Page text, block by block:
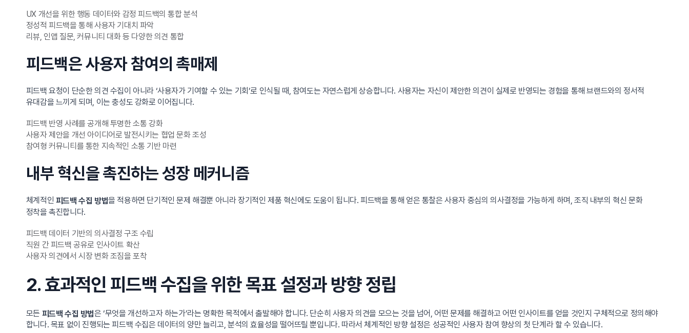
UX 개선을 위한 행동 데이터와 감정 피드백의 통합 분석
정성적 피드백을 통해 사용자 기대치 파악
리뷰, 인앱 질문, 커뮤니티 대화 등 다양한 의견 통합
피드백은 사용자 참여의 촉매제
피드백 요청이 단순한 의견 수집이 아니라 ‘사용자가 기여할 수 있는 기회’로 인식될 때, 참여도는 자연스럽게 상승합니다. 사용자는 자신이 제안한 의견이 실제로 반영되는 경험을 통해 브랜드와의 정서적
유대감을 느끼게 되며, 이는 충성도 강화로 이어집니다.
피드백 반영 사례를 공개해 투명한 소통 강화
사용자 제안을 개선 아이디어로 발전시키는 협업 문화 조성
참여형 커뮤니티를 통한 지속적인 소통 기반 마련
내부 혁신을 촉진하는 성장 메커니즘
체계적인 피드백 수집 방법을 적용하면 단기적인 문제 해결뿐 아니라 장기적인 제품 혁신에도 도움이 됩니다. 피드백을 통해 얻은 통찰은 사용자 중심의 의사결정을 가능하게 하며, 조직 내부의 혁신 문화
정착을 촉진합니다.
피드백 데이터 기반의 의사결정 구조 수립
직원 간 피드백 공유로 인사이트 확산
사용자 의견에서 시장 변화 조짐을 포착
2. 효과적인 피드백 수집을 위한 목표 설정과 방향 정립
모든 피드백 수집 방법은 ‘무엇을 개선하고자 하는가’라는 명확한 목적에서 출발해야 합니다. 단순히 사용자 의견을 모으는 것을 넘어, 어떤 문제를 해결하고 어떤 인사이트를 얻을 것인지 구체적으로 정의해야
합니다. 목표 없이 진행되는 피드백 수집은 데이터의 양만 늘리고, 분석의 효율성을 떨어뜨릴 뿐입니다. 따라서 체계적인 방향 설정은 성공적인 사용자 참여 향상의 첫 단계라 할 수 있습니다.